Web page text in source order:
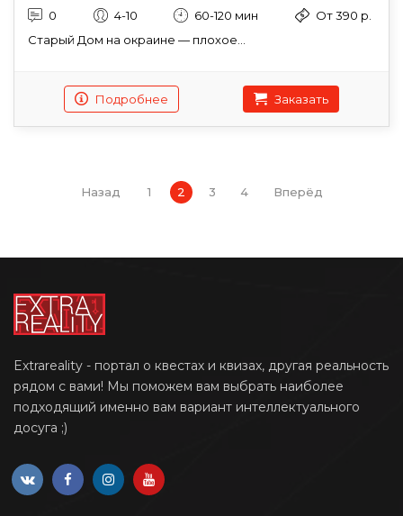
0 4-10 60-120 мин
От 390 р.
Старый Дом на окраине — плохое...
Подробнее Заказать
Назад 1 2 3 4 Вперёд
Extrareality - портал о квестах и квизах, другая реальность
рядом с вами! Мы поможем вам выбрать наиболее
подходящий именно вам вариант интеллектуального
досуга ;)